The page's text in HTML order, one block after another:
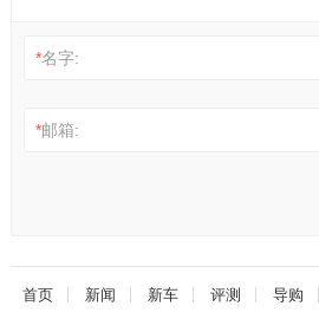
*名字:
*邮箱:
首页 新闻 新车 评测 导购